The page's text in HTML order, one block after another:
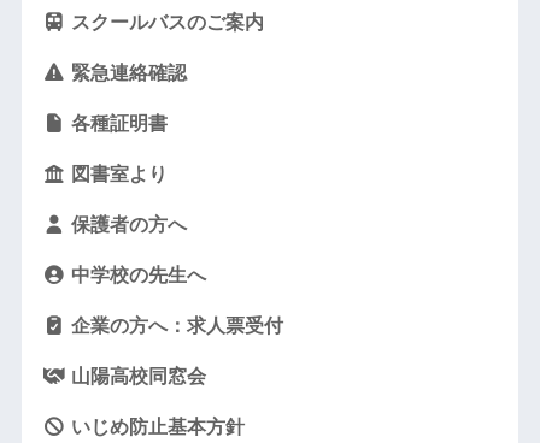
スクールバスのご案内
緊急連絡確認
各種証明書
図書室より
保護者の方へ
中学校の先生へ
企業の方へ：求人票受付
山陽高校同窓会
いじめ防止基本方針